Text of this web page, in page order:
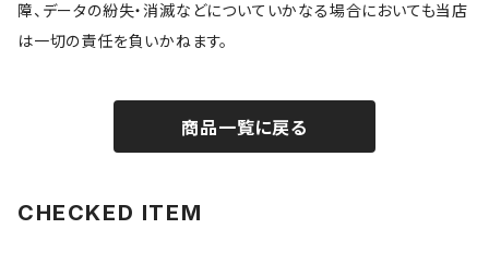
障、データの紛失・消滅などについていかなる場合においても当店
は一切の責任を負いかねます。
商品一覧に戻る
CHECKED ITEM